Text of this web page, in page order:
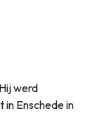
werd
Enschede in